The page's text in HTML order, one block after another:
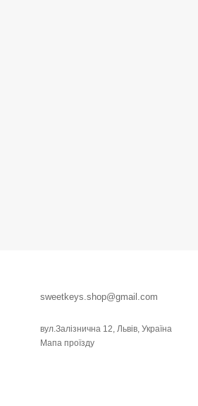
sweetkeys.shop@gmail.com
вул.Залізнична 12, Львів, Україна
Мапа проїзду